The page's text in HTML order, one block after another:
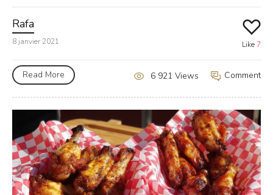
Rafa
8 janvier 2021 Like 7
Read More Comment
6 921 Views